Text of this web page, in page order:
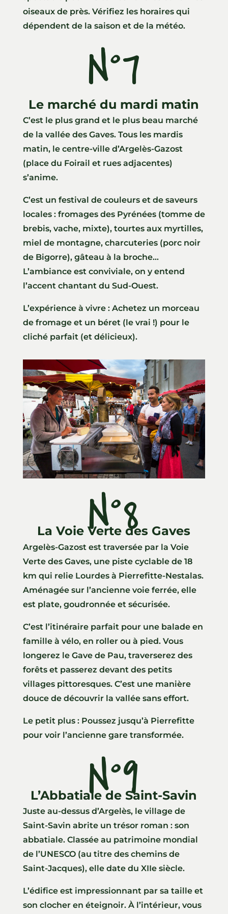
oiseaux de près. Vérifiez les horaires qui
dépendent de la saison et de la météo.
N°7
ll
Le marché du mardi matin
C’est le plus grand et le plus beau marché
de la vallée des Gaves. Tous les mardis
matin, le centre-ville d’Argelès-Gazost
(place du Foirail et rues adjacentes)
s’anime.
C’est un festival de couleurs et de saveurs
locales : fromages des Pyrénées (tomme de
brebis, vache, mixte), tourtes aux myrtilles,
miel de montagne, charcuteries (porc noir
de Bigorre), gâteau à la broche…
L’ambiance est conviviale, on y entend
l’accent chantant du Sud-Ouest.
L’expérience à vivre : Achetez un morceau
de fromage et un béret (le vrai !) pour le
cliché parfait (et délicieux).
N°8
La Voie Verte des Gaves
Argelès-Gazost est traversée par la Voie
Verte des Gaves, une piste cyclable de 18
km qui relie Lourdes à Pierrefitte-Nestalas.
Aménagée sur l’ancienne voie ferrée, elle
est plate, goudronnée et sécurisée.
C’est l’itinéraire parfait pour une balade en
famille à vélo, en roller ou à pied. Vous
longerez le Gave de Pau, traverserez des
forêts et passerez devant des petits
villages pittoresques. C’est une manière
douce de découvrir la vallée sans effort.
Le petit plus : Poussez jusqu’à Pierrefitte
pour voir l’ancienne gare transformée.
N°9
L’Abbatiale de Saint-Savin
Juste au-dessus d’Argelès, le village de
Saint-Savin abrite un trésor roman : son
abbatiale. Classée au patrimoine mondial
de l’UNESCO (au titre des chemins de
Saint-Jacques), elle date du XIIe siècle.
L’édifice est impressionnant par sa taille et
son clocher en éteignoir. À l’intérieur, vous